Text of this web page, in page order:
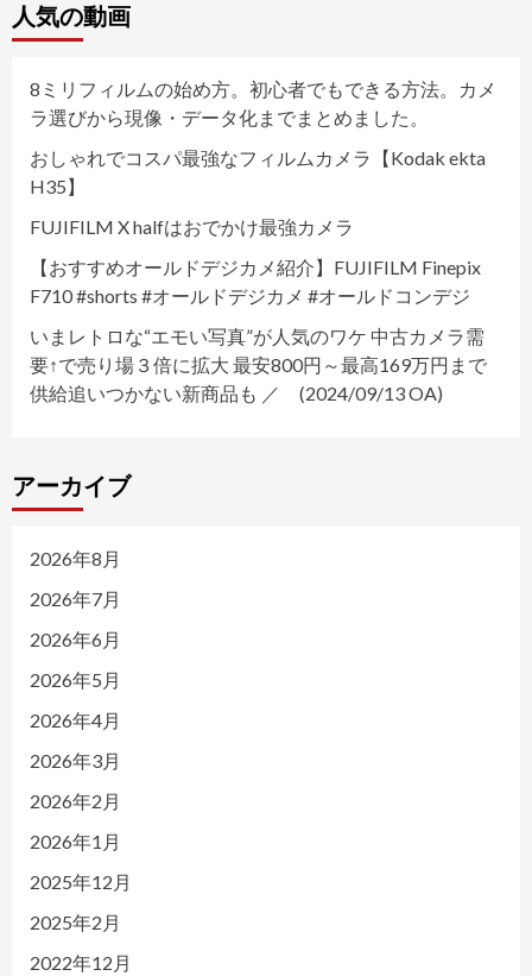
人気の動画
8ミリフィルムの始め方。初心者でもできる方法。カメ
ラ選びから現像・データ化までまとめました。
おしゃれでコスパ最強なフィルムカメラ【Kodak ekta
H35】
FUJIFILM X halfはおでかけ最強カメラ
【おすすめオールドデジカメ紹介】FUJIFILM Finepix
F710 #shorts #オールドデジカメ #オールドコンデジ
いまレトロな“エモい写真”が人気のワケ 中古カメラ需
要↑で売り場３倍に拡大 最安800円～最高169万円まで
供給追いつかない新商品も ／ (2024/09/13 OA)
アーカイブ
2026年8月
2026年7月
2026年6月
2026年5月
2026年4月
2026年3月
2026年2月
2026年1月
2025年12月
2025年2月
2022年12月